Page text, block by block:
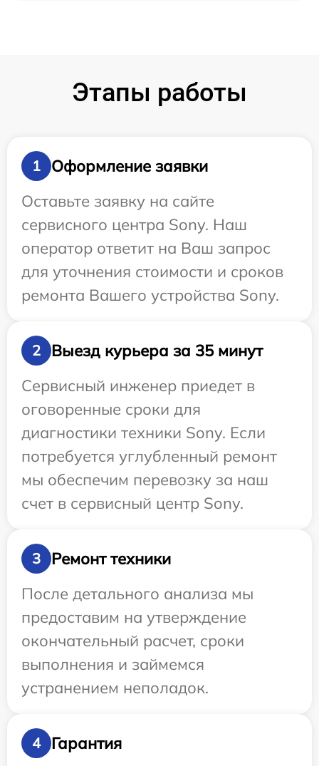
Этапы работы
1
Оформление заявки
Оставьте заявку на сайте
сервисного центра Sony. Наш
оператор ответит на Ваш запрос
для уточнения стоимости и сроков
ремонта Вашего устройства Sony.
2
Выезд курьера за 35 минут
Сервисный инженер приедет в
оговоренные сроки для
диагностики техники Sony. Если
потребуется углубленный ремонт
мы обеспечим перевозку за наш
счет в сервисный центр Sony.
3
Ремонт техники
После детального анализа мы
предоставим на утверждение
окончательный расчет, сроки
выполнения и займемся
устранением неполадок.
4 Гарантия